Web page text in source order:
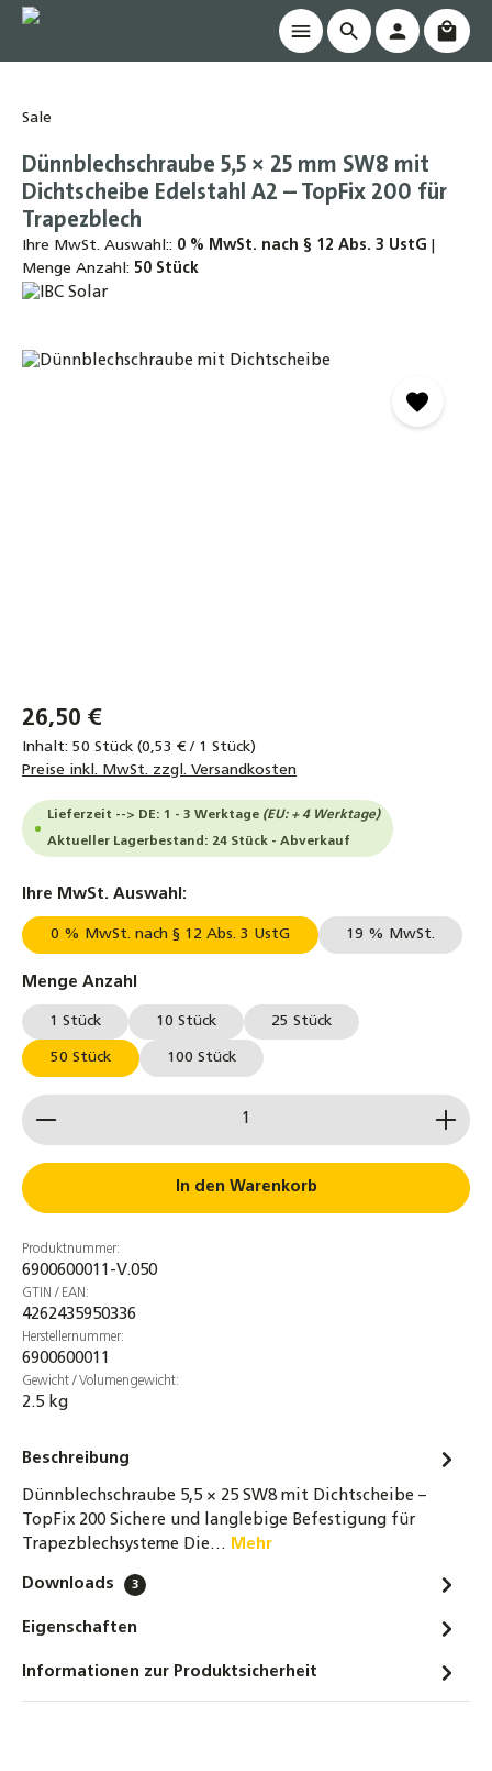
springen
Sale
Dünnblechschraube 5,5 × 25 mm SW8 mit
Dichtscheibe Edelstahl A2 – TopFix 200 für
Trapezblech
Ihre MwSt. Auswahl:: 0 % MwSt. nach § 12 Abs. 3 UstG
Menge Anzahl: 50 Stück
Bildergalerie überspringen
26,50 €
Inhalt: 50 Stück (0,53 € / 1 Stück)
Preise inkl. MwSt. zzgl. Versandkosten
Lieferzeit --> DE: 1 - 3 Werktage (EU: + 4 Werktage)
Aktueller Lagerbestand: 24 Stück - Abverkauf
Ihre MwSt. Auswahl:
0 % MwSt. nach § 12 Abs. 3 UstG 19 % MwSt.
Menge Anzahl
1 Stück 10 Stück 25 Stück
50 Stück 100 Stück
Produkt Anzahl: Gib den gewünschten Wert ein
In den Warenkorb
Produktnummer:
6900600011-V.050
GTIN / EAN:
4262435950336
Herstellernummer:
6900600011
Gewicht / Volumengewicht:
2.5 kg
Beschreibung
Dünnblechschraube 5,5 × 25 SW8 mit Dichtscheibe –
TopFix 200 Sichere und langlebige Befestigung für
Trapezblechsysteme Die… Mehr
Downloads 3
Eigenschaften
Informationen zur Produktsicherheit